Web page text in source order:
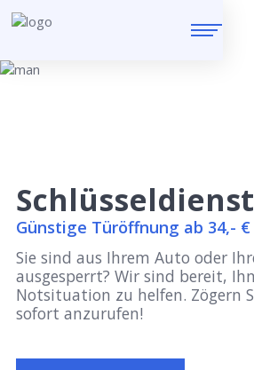
Günstige Türöffnung ab 34,- €
Sie sind aus Ihrem Auto oder
ausgesperrt? Wir sind bereit,
Notsituation zu helfen. Zögern
sofort anzurufen!